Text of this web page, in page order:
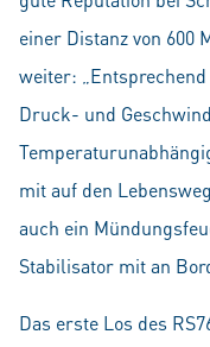
einer Distanz von 600
weiter:
Druck- und
mit auf den
auch ein
Stabilisator mit an
Das erste Los des